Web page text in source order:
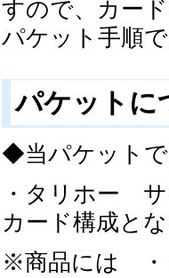
すので、カー
パケット手順
パケットに
◆当パケット
・タリホー
カード構成とな
※商品には ・